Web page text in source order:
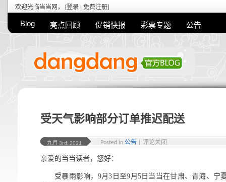
欢迎光临当当网， [登录 免费注册]
Blog 亮点回顾 促销快报 彩票专题 公告
受天气影响部分订单推迟配送
九月 3rd, 2021 Posted in 公告 评论关闭
亲爱的当当读者，您好：
受暴雨影响，9月3日至9月5日当当在甘肃、青海、宁